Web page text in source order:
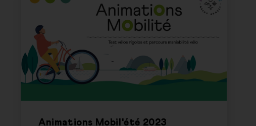
Animations Mobil'été 2023